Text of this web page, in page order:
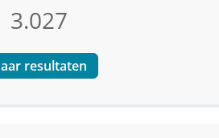
3.027
resultaten